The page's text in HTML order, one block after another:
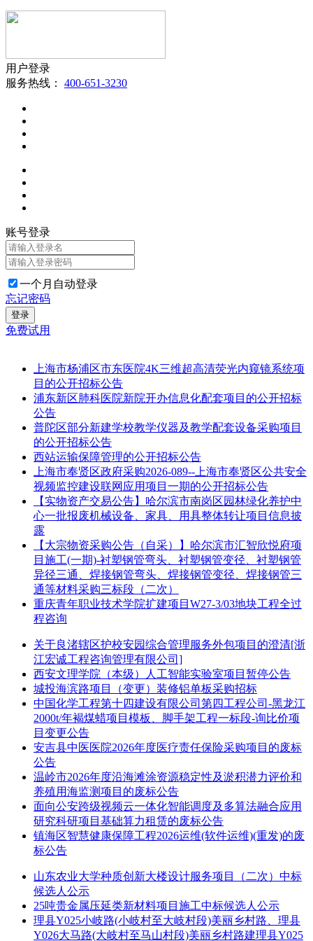
用户登录
服务热线： 400-651-3230
账号登录
一个月自动登录
忘记密码
登录
免费试用
上海市杨浦区市东医院4K三维超高清荧光内窥镜系统项
目的公开招标公告
浦东新区肺科医院新院开办信息化配套项目的公开招标
公告
普陀区部分新建学校教学仪器及教学配套设备采购项目
的公开招标公告
西站运输保障管理的公开招标公告
上海市奉贤区政府采购2026-089--上海市奉贤区公共安全
视频监控建设联网应用项目一期的公开招标公告
【实物资产交易公告】哈尔滨市南岗区园林绿化养护中
心一批报废机械设备、家具、用具整体转让项目信息披
露
【大宗物资采购公告（自采）】哈尔滨市汇智欣悦府项
目施工(一期)-衬塑钢管弯头、衬塑钢管变径、衬塑钢管
异径三通、焊接钢管弯头、焊接钢管变径、焊接钢管三
通等材料采购三标段（二次）
重庆青年职业技术学院扩建项目W27-3/03地块工程全过
程咨询
关于良渚辖区护校安园综合管理服务外包项目的澄清[浙
江宏诚工程咨询管理有限公司]
西安文理学院（本级）人工智能实验室项目暂停公告
城投海滨路项目（变更）装修铝单板采购招标
中国化学工程第十四建设有限公司第四工程公司-黑龙江
2000t/年褐煤蜡项目模板、脚手架工程一标段-询比价项
目变更公告
安吉县中医医院2026年度医疗责任保险采购项目的废标
公告
温岭市2026年度沿海滩涂资源稳定性及淤积潜力评价和
养殖用海监测项目的废标公告
面向公安跨级视频云一体化智能调度及多算法融合应用
研究科研项目基础算力租赁的废标公告
镇海区智慧健康保障工程2026运维(软件运维)(重发)的废
标公告
山东农业大学种质创新大楼设计服务项目（二次）中标
候选人公示
25吨贵金属压延类新材料项目施工中标候选人公示
理县Y025小岐路(小岐村至大岐村段)美丽乡村路、理县
Y026大马路(大岐村至马山村段)美丽乡村路建理县Y025